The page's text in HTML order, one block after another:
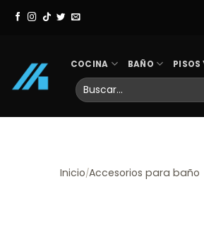
Skip
COCINA BAÑO PISOS
Buscar
por:
Inicio/Accesorios para baño